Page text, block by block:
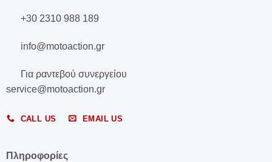
+30 2310 988 189
info@motoaction.gr
Για ραντεβού συνεργείου
service@motoaction.gr
CALL US EMAIL US
Πληροφορίες